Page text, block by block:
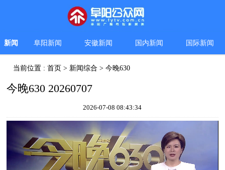
新闻 阜阳新闻 安徽新闻 国内新闻 国际新闻
当前位置 :首页 > 新闻综合 >今晚630
今晚630 20260707
2026-07-08 08:43:34